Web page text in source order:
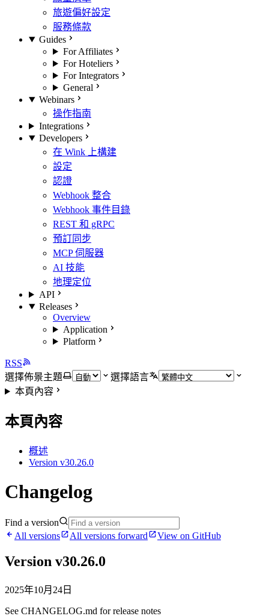
旅遊偏好設定
服務條款
Guides
For Affiliates
For Hoteliers
For Integrators
General
Webinars
操作指南
Integrations
Developers
在 Wink 上構建
設定
認證
Webhook 整合
Webhook 事件目錄
REST 和 gRPC
預訂同步
MCP 伺服器
AI 技能
地理定位
API
Releases
Overview
Application
Platform
RSS
選擇佈景主題
選擇語言
本頁內容
本頁內容
概述
Version v30.26.0
Changelog
Find a version
All versions
All versions forward View on GitHub
Version v30.26.0
2025年10月24日
See CHANGELOG.md for release notes